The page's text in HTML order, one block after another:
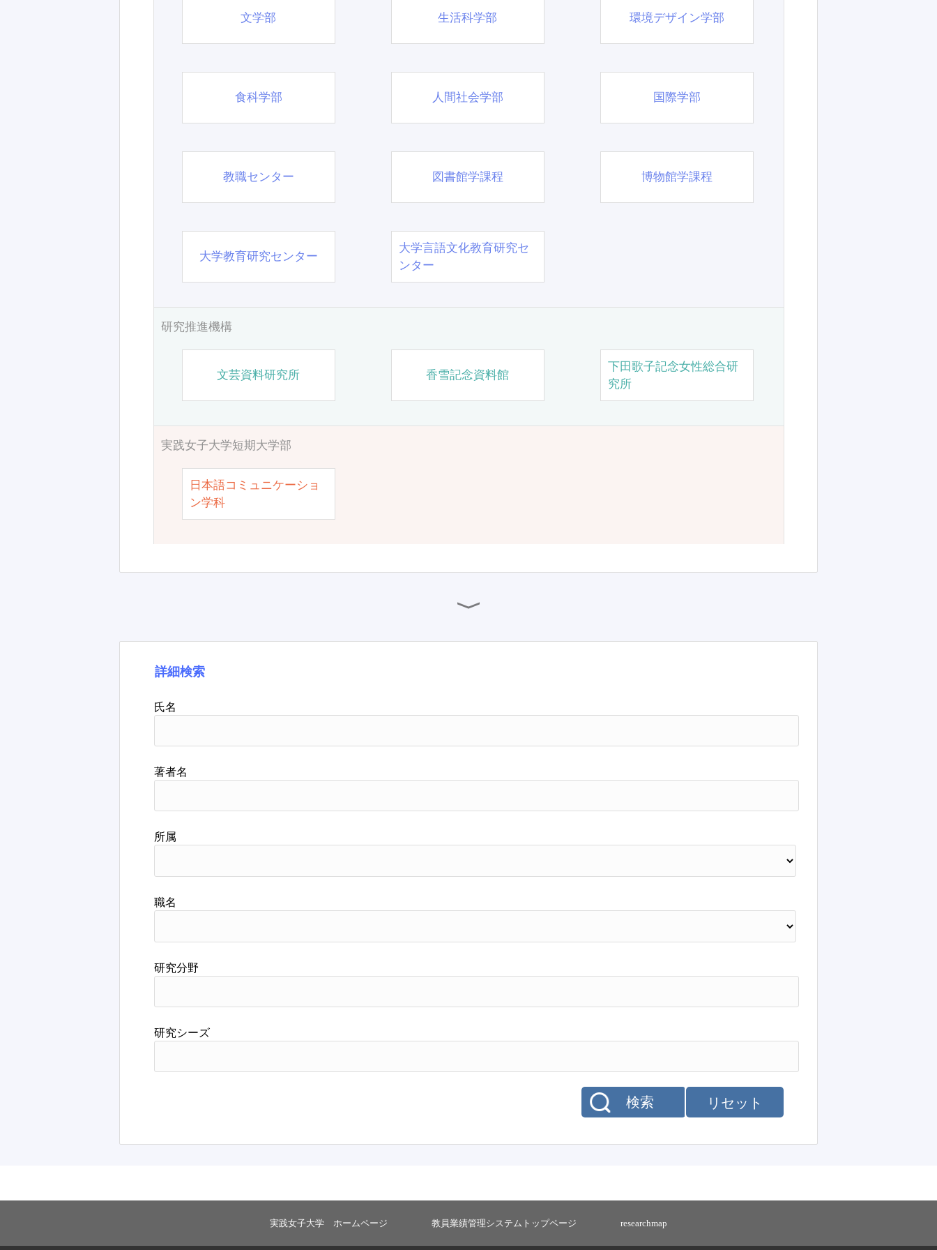
文学部 生活科学部 環境デザイン学部
食科学部 人間社会学部 国際学部
教職センター 図書館学課程 博物館学課程
大学教育研究センター
大学言語文化教育研究セ
ンター
研究推進機構
文芸資料研究所 香雪記念資料館
下田歌子記念女性総合研
究所
実践女子大学短期大学部
日本語コミュニケーショ
ン学科
詳細検索
氏名
著者名
所属
職名
研究分野
研究シーズ
リセット
検索
実践女子大学 ホームページ 教員業績管理システムトップページ researchmap